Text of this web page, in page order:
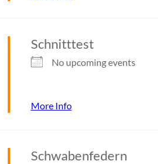
Schnitttest
No upcoming events
More Info
Schwabenfedern